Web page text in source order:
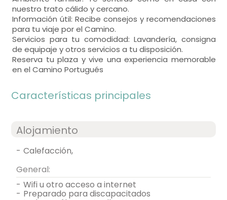
nuestro trato cálido y cercano.
Información útil: Recibe consejos y recomendaciones
para tu viaje por el Camino.
Servicios para tu comodidad: Lavandería, consigna
de equipaje y otros servicios a tu disposición.
Reserva tu plaza y vive una experiencia memorable
en el Camino Portugués
Características principales
Alojamiento
-
calefacción,
General:
-
wifi u otro acceso a internet
- preparado para discapacitados